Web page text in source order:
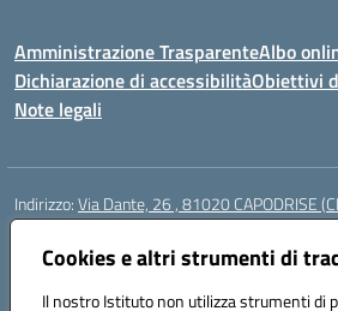
Cookies e altri strumenti di
Il nostro Istituto non utilizza strumenti di
Amministrazione TrasparenteAlbo
Dichiarazione di accessibilitàObiettivi
Note legali
Indirizzo:Via Dante, 26 , 81020 CAPODRISE
Centralino:
Posta elettronica certificata (PEC):
Codice fiscale: 80103200616